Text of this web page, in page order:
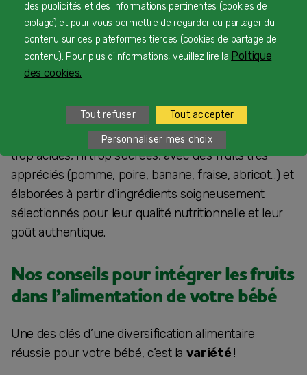
Naturellementriches en vitamines, fibres et
énergie , les fruits contribuent au bon
développement de votre enfant. Leur goût doux et
naturellement sucré éveille le plaisir gustatif dès les
Chez blédina, nous veillons à proposerdes
recettes adaptées à l’âge de votre bébé
trop acides, ni trop sucrées, avec des fruits très
appréciés (pomme, poire, banane, fraise, abricot...) et
élaborées à partir d’ingrédients soigneusement
sélectionnés pour leur qualité nutritionnelle et leur
goût authentique.
Nos conseils pour intégrer les fruits
dans l’alimentation de votre bébé
Une des clés d’une diversification alimentaire
réussie pour votre bébé, c’est la variété!
des publicités et des informations pertinentes (cookies de
ciblage) et pour vous permettre de regarder ou partager du
contenu sur des plateformes tierces (cookies de partage de
contenu). Pour plus d'informations, veuillez lire la Politique
des cookies.
Tout refuser Tout accepter
Personnaliser mes choix